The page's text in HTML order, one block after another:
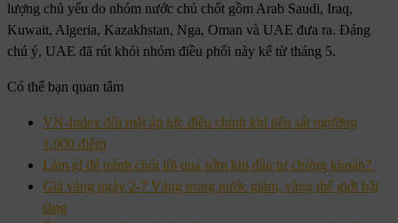
lượng chủ yếu do nhóm nước chủ chốt gồm Arab Saudi, Iraq,
Kuwait, Algeria, Kazakhstan, Nga, Oman và UAE đưa ra. Đáng
chú ý, UAE đã rút khỏi nhóm điều phối này kể từ tháng 5.
Có thể bạn quan tâm
VN-Index đối mặt áp lực điều chỉnh khi tiến sát ngưỡng
1.900 điểm
Làm gì để tránh chốt lời quá sớm khi đầu tư chứng khoán?
Giá vàng ngày 2-7 Vàng trong nước giảm, vàng thế giới bật
tăng